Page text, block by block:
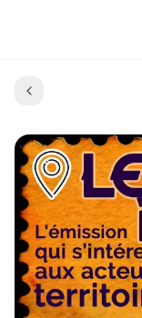
Actualités
Evénements à
Emissions
Grille des
C'était quoi
L'Association
L'équipe et
Les Ateliers Radio